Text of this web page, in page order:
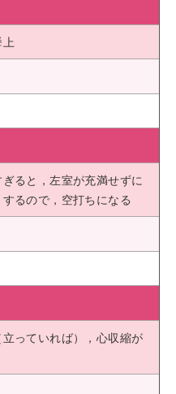
ると，左室が充満せずに
るので，空打ちになる
っていれば），心収縮が